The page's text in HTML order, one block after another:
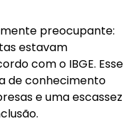
preocupante:
estavam
com o IBGE. Esse
de conhecimento
e uma escassez